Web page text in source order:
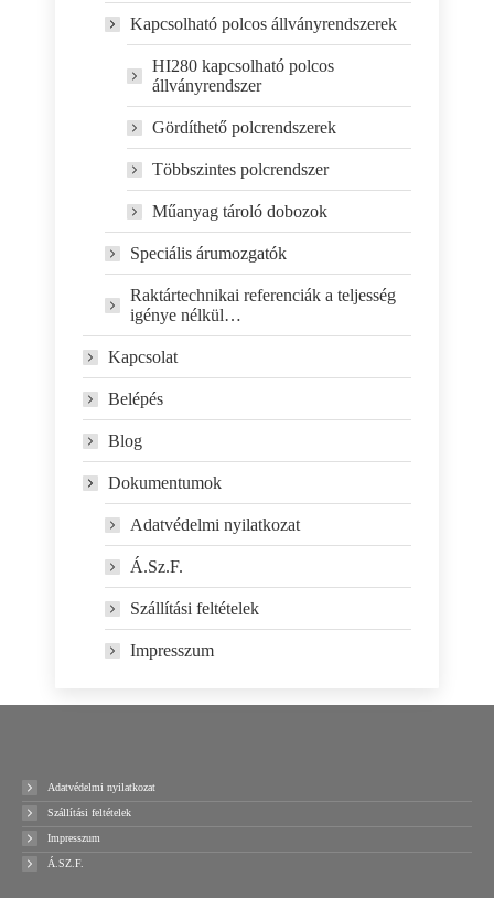
Kapcsolható polcos állványrendszerek
HI280 kapcsolható polcos
állványrendszer
Gördíthető polcrendszerek
Többszintes polcrendszer
Műanyag tároló dobozok
Speciális árumozgatók
Raktártechnikai referenciák a teljesség
igénye nélkül…
Kapcsolat
Belépés
Blog
Dokumentumok
Adatvédelmi nyilatkozat
Á.Sz.F.
Szállítási feltételek
Impresszum
Adatvédelmi nyilatkozat
Szállítási feltételek
Impresszum
Á.SZ.F.